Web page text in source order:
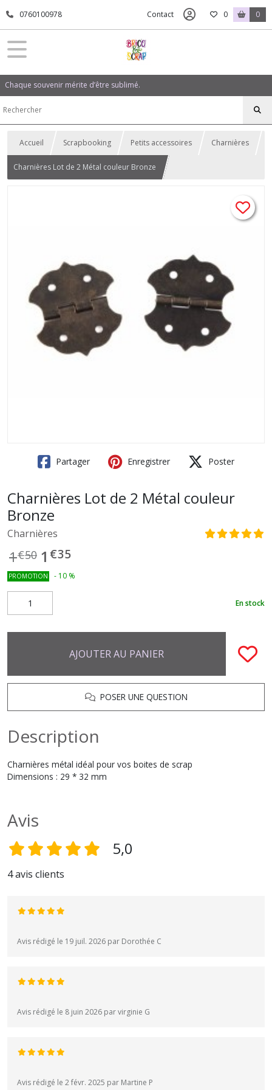
0760100978 Contact 0 0
Chaque souvenir mérite d’être sublimé.
Accueil Scrapbooking Petits accessoires Charnières
Charnières Lot de 2 Métal couleur Bronze
Partager Enregistrer Poster
Charnières Lot de 2 Métal couleur
Bronze
Charnières
1€50 1 €35
PROMOTION - 10 %
En stock
AJOUTER AU PANIER
POSER UNE QUESTION
Description
Charnières métal idéal pour vos boites de scrap
Dimensions : 29 * 32 mm
Avis
5,0
4 avis clients
Avis rédigé le 19 juil. 2026 par Dorothée C
Avis rédigé le 8 juin 2026 par virginie G
Avis rédigé le 2 févr. 2025 par Martine P